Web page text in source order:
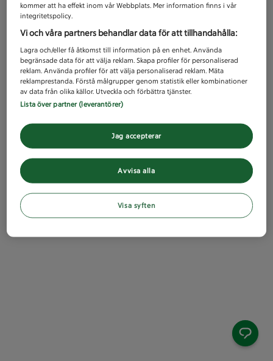
kommer att ha effekt inom vår Webbplats. Mer information finns i vår
integritetspolicy.
Vi och våra partners behandlar data för att tillhandahålla:
Lagra och/eller få åtkomst till information på en enhet. Använda
begränsade data för att välja reklam. Skapa profiler för personaliserad
reklam. Använda profiler för att välja personaliserad reklam. Mäta
reklamprestanda. Förstå målgrupper genom statistik eller kombinationer
av data från olika källor. Utveckla och förbättra tjänster.
Lista över partner (leverantörer)
Avvisa alla
Jag accepterar
Visa syften